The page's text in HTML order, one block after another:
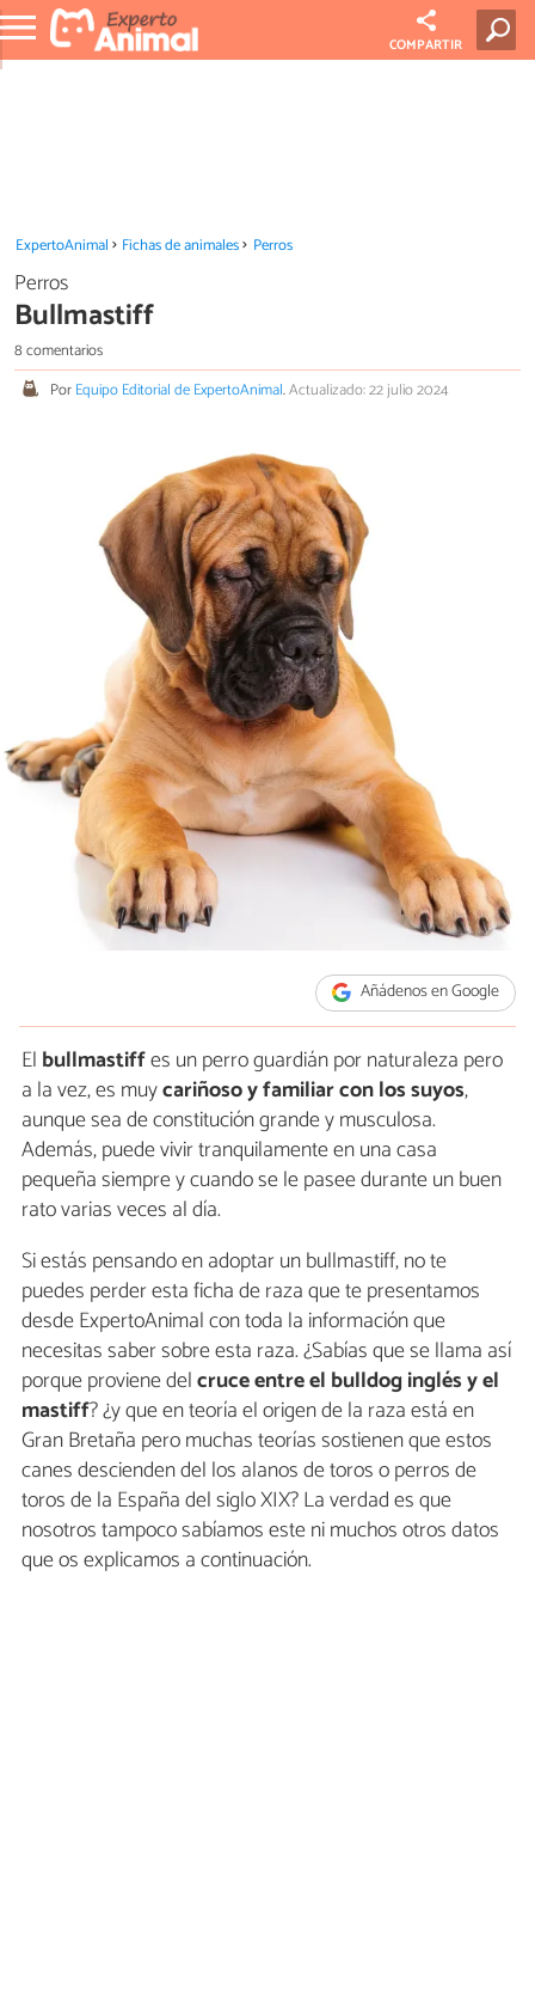
COMPARTIR
ExpertoAnimal Fichas de animales Perros
Perros
Bullmastiff
8 comentarios
PorEquipo Editorial de ExpertoAnimal.Actualizado: 22 julio 2024
Añádenos en Google
El bullmastiffes un perro guardián por naturaleza pero
a la vez, es muycariñoso y familiar con los suyos,
aunque sea de constitución grande y musculosa.
Además, puede vivir tranquilamente en una casa
pequeña siempre y cuando se le pasee durante un buen
rato varias veces al día.
Si estás pensando en adoptar un bullmastiff, no te
puedes perder esta ficha de raza que te presentamos
desde ExpertoAnimal con toda la información que
necesitas saber sobre esta raza. ¿Sabías que se llama así
porque proviene delcruce entre el bulldog inglés y el
mastiff? ¿y que en teoría el origen de la raza está en
Gran Bretaña pero muchas teorías sostienen que estos
canes descienden del los alanos de toros o perros de
toros de la España del siglo XIX? La verdad es que
nosotros tampoco sabíamos este ni muchos otros datos
que os explicamos a continuación.